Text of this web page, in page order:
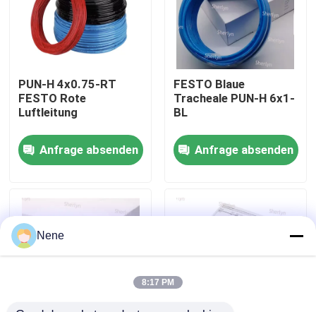
Über uns
Werksbesichtigung
Neuigkeiten
Bitte um ein Angebot
PUN-H 4x0.75-RT
FESTO Rote
Luftleitung
Anfrage absenden
FESTO Blaue
Tracheale PUN-H 6x1-
BL
Anfrage absenden
Nene
8:17 PM